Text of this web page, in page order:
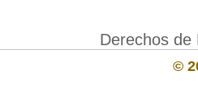
Derechos de
©